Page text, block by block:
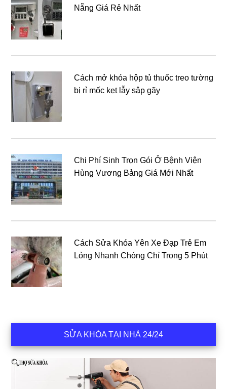
Nẵng Giá Rẻ Nhất
Cách mở khóa hộp tủ thuốc treo tường
bị rỉ mốc kẹt lẫy sập gãy
Chi Phí Sinh Trọn Gói Ở Bệnh Viện
Hùng Vương Bảng Giá Mới Nhất
Cách Sửa Khóa Yên Xe Đạp Trẻ Em
Lỏng Nhanh Chóng Chỉ Trong 5 Phút
SỬA KHÓA TẠI NHÀ 24/24